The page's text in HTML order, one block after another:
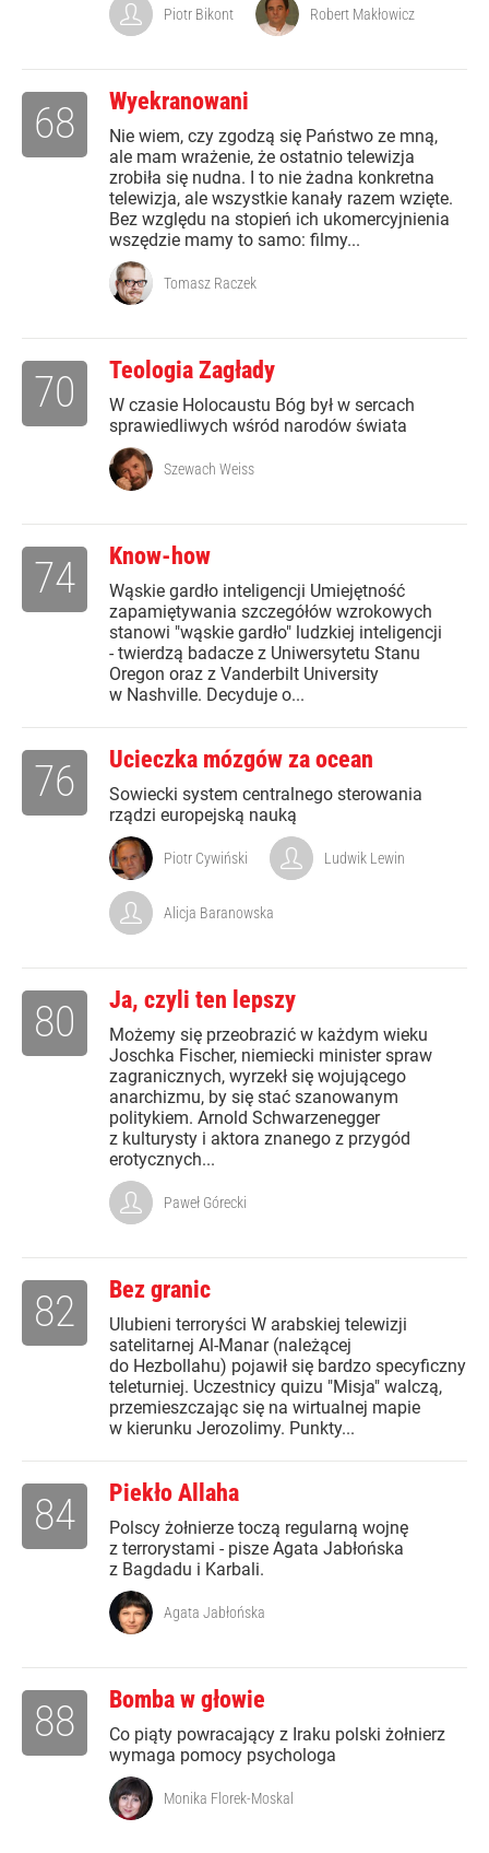
Piotr Bikont Robert Makłowicz
Wyekranowani
Nie wiem, czy zgodzą się Państwo ze mną,
ale mam wrażenie, że ostatnio telewizja
zrobiła się nudna. I to nie żadna konkretna
telewizja, ale wszystkie kanały razem wzięte.
Bez względu na stopień ich ukomercyjnienia
wszędzie mamy to samo: filmy...
68
Tomasz Raczek
Teologia Zagłady
W czasie Holocaustu Bóg był w sercach
sprawiedliwych wśród narodów świata
70
Szewach Weiss
Know-how
Wąskie gardło inteligencji Umiejętność
zapamiętywania szczegółów wzrokowych
stanowi "wąskie gardło" ludzkiej inteligencji
- twierdzą badacze z Uniwersytetu Stanu
Oregon oraz z Vanderbilt University
w Nashville. Decyduje o...
74
Ucieczka mózgów za ocean
Sowiecki system centralnego sterowania
rządzi europejską nauką
76
Piotr Cywiński Ludwik Lewin
Alicja Baranowska
Ja, czyli ten lepszy
Możemy się przeobrazić w każdym wieku
Joschka Fischer, niemiecki minister spraw
zagranicznych, wyrzekł się wojującego
anarchizmu, by się stać szanowanym
politykiem. Arnold Schwarzenegger
z kulturysty i aktora znanego z przygód
erotycznych...
80
Paweł Górecki
Bez granic
Ulubieni terroryści W arabskiej telewizji
satelitarnej Al-Manar (należącej
do Hezbollahu) pojawił się bardzo specyficzny
teleturniej. Uczestnicy quizu "Misja" walczą,
przemieszczając się na wirtualnej mapie
w kierunku Jerozolimy. Punkty...
82
Piekło Allaha
Polscy żołnierze toczą regularną wojnę
z terrorystami - pisze Agata Jabłońska
z Bagdadu i Karbali.
84
Agata Jabłońska
Bomba w głowie
Co piąty powracający z Iraku polski żołnierz
wymaga pomocy psychologa
88
Monika Florek-Moskal